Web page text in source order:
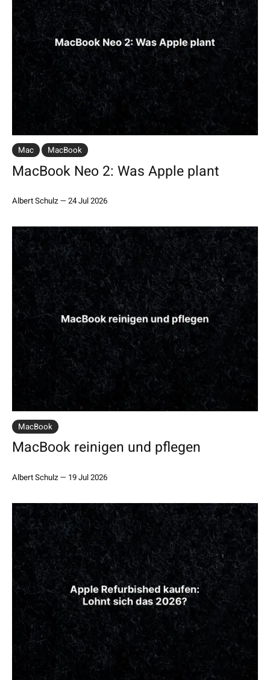
Mac MacBook
MacBook Neo 2: Was Apple plant
Albert Schulz—24 Jul 2026
MacBook
MacBook reinigen und pflegen
Albert Schulz— 19 Jul 2026